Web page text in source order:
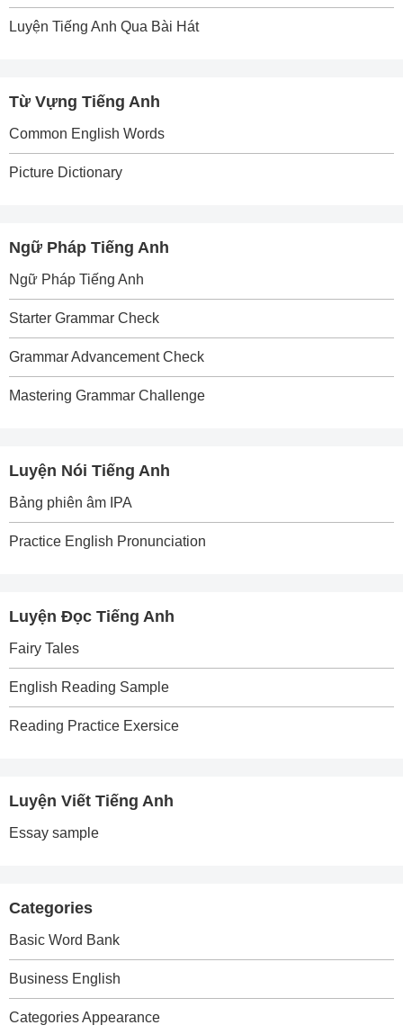
Luyện Tiếng Anh Qua Bài Hát
Từ Vựng Tiếng Anh
Common English Words
Picture Dictionary
Ngữ Pháp Tiếng Anh
Ngữ Pháp Tiếng Anh
Starter Grammar Check
Grammar Advancement Check
Mastering Grammar Challenge
Luyện Nói Tiếng Anh
Bảng phiên âm IPA
Practice English Pronunciation
Luyện Đọc Tiếng Anh
Fairy Tales
English Reading Sample
Reading Practice Exersice
Luyện Viết Tiếng Anh
Essay sample
Categories
Basic Word Bank
Business English
Categories Appearance